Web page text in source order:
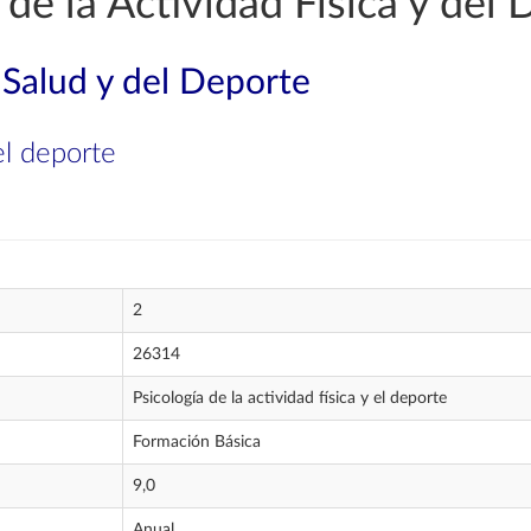
y del Deporte
deporte
2
26314
Psicología de la actividad física y el deporte
Formación Básica
9,0